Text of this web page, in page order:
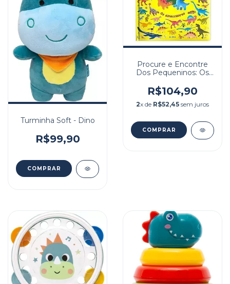
Turminha Soft - Dino
R$99,90
Procure e Encontre
Dos Pequeninos: Os
R$104,90
2x de R$52,45 sem juros